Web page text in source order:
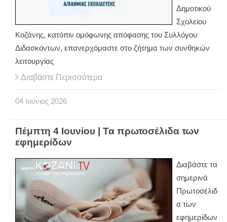
Δημοτικού
Σχολείου
Κοζάνης, κατόπιν ομόφωνης απόφασης του Συλλόγου
Διδασκόντων, επανερχόμαστε στο ζήτημα των συνθηκών
λειτουργίας
Διαβάστε Περισσότερα
04 Ιούνιος 2026
Πέμπτη 4 Ιουνίου | Τα πρωτοσέλιδα των
εφημερίδων
Διαβάστε τα
σημερινά
Πρωτοσέλιδ
α των
εφημερίδων